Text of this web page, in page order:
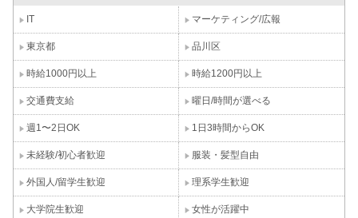
IT マーケティング/広報
東京都 品川区
時給1000円以上 時給1200円以上
交通費支給 曜日/時間が選べる
週1〜2日OK 1日3時間からOK
未経験/初心者歓迎 服装・髪型自由
外国人/留学生歓迎 理系学生歓迎
大学院生歓迎 女性が活躍中